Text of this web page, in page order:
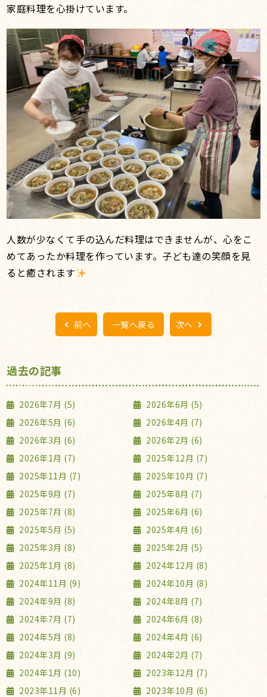
家庭料理を心掛けています。
人数が少なくて手の込んだ料理はできませんが、心をこ
めてあったか料理を作っています。子ども達の笑顔を見
ると癒されます
前へ 一覧へ戻る 次へ
過去の記事
2026年7月 (5)
2026年6月 (5)
2026年5月 (6)
2026年4月 (7)
2026年3月 (6)
2026年2月 (6)
2026年1月 (7)
2025年12月 (7)
2025年11月 (7)
2025年10月 (7)
2025年9月 (7)
2025年8月 (7)
2025年7月 (8)
2025年6月 (6)
2025年5月 (5)
2025年4月 (6)
2025年3月 (8)
2025年2月 (5)
2025年1月 (8)
2024年12月 (8)
2024年11月 (9)
2024年10月 (8)
2024年9月 (8)
2024年8月 (7)
2024年7月 (7)
2024年6月 (8)
2024年5月 (8)
2024年4月 (6)
2024年3月 (9)
2024年2月 (7)
2024年1月 (10)
2023年12月 (7)
2023年11月 (6)
2023年10月 (6)